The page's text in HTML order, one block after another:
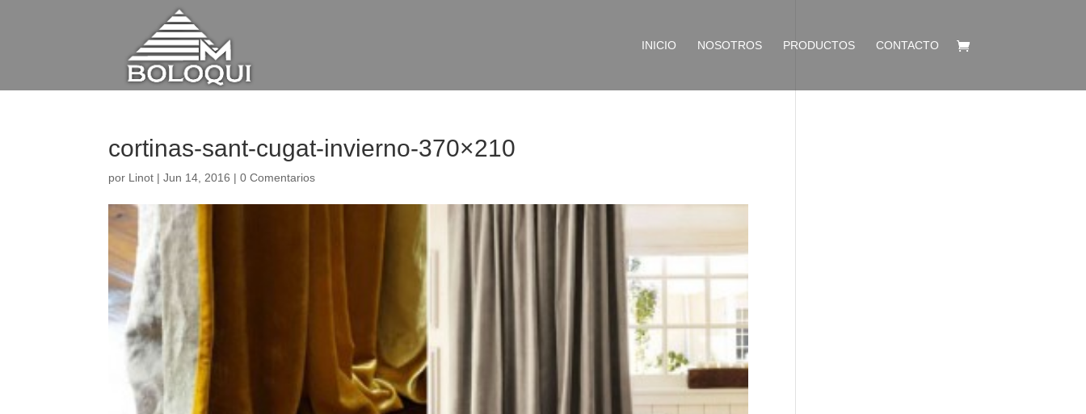
INICIO NOSOTROS PRODUCTOS CONTACTO
cortinas-sant-cugat-invierno-370×210
por Linot |Jun 14, 2016 |0 Comentarios